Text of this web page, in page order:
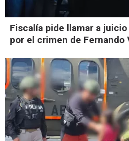
Fiscalía pide llamar a
por el crimen de Fernando